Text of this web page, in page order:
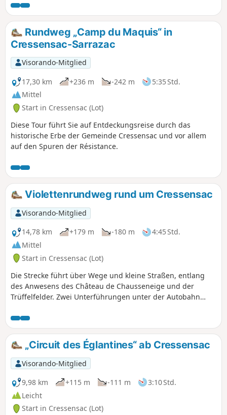
das Dorf Cressensac. Er ist hellblau markiert und für alle
zugänglich. Die wichtigsten Sehenswürdigkeiten,
öffentlichen Orte und Geschäfte sind ebenfalls zu sehen.
Rundweg „Camp du Maquis“ in
Cressensac-Sarrazac
Visorando-Mitglied
17,30 km
+236 m -242 m
5:35 Std.
Mittel
Start in Cressensac (Lot)
Diese Tour führt Sie auf Entdeckungsreise durch das
historische Erbe der Gemeinde Cressensac und vor allem
auf den Spuren der Résistance.
Violettenrundweg rund um Cressensac
Visorando-Mitglied
14,78 km
+179 m -180 m
4:45 Std.
Mittel
Start in Cressensac (Lot)
Die Strecke führt über Wege und kleine Straßen, entlang
des Anwesens des Château de Chausseneige und der
Trüffelfelder. Zwei Unterführungen unter der Autobahn
Flusses Rivière l’Orupt folgt, der nach einem Erdbeben im
15. Jahrhundert unterirdisch verläuft.
„Circuit des Églantines“ ab Cressensac
Visorando-Mitglied
9,98 km
+115 m -111 m
3:10 Std.
Leicht
Start in Cressensac (Lot)